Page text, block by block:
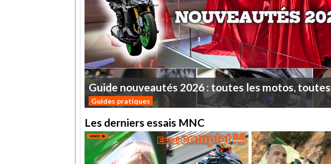
Guide nouveautés 2026 : toutes lesmotos,toutes
Guides pratiques
Les derniers essais MNC